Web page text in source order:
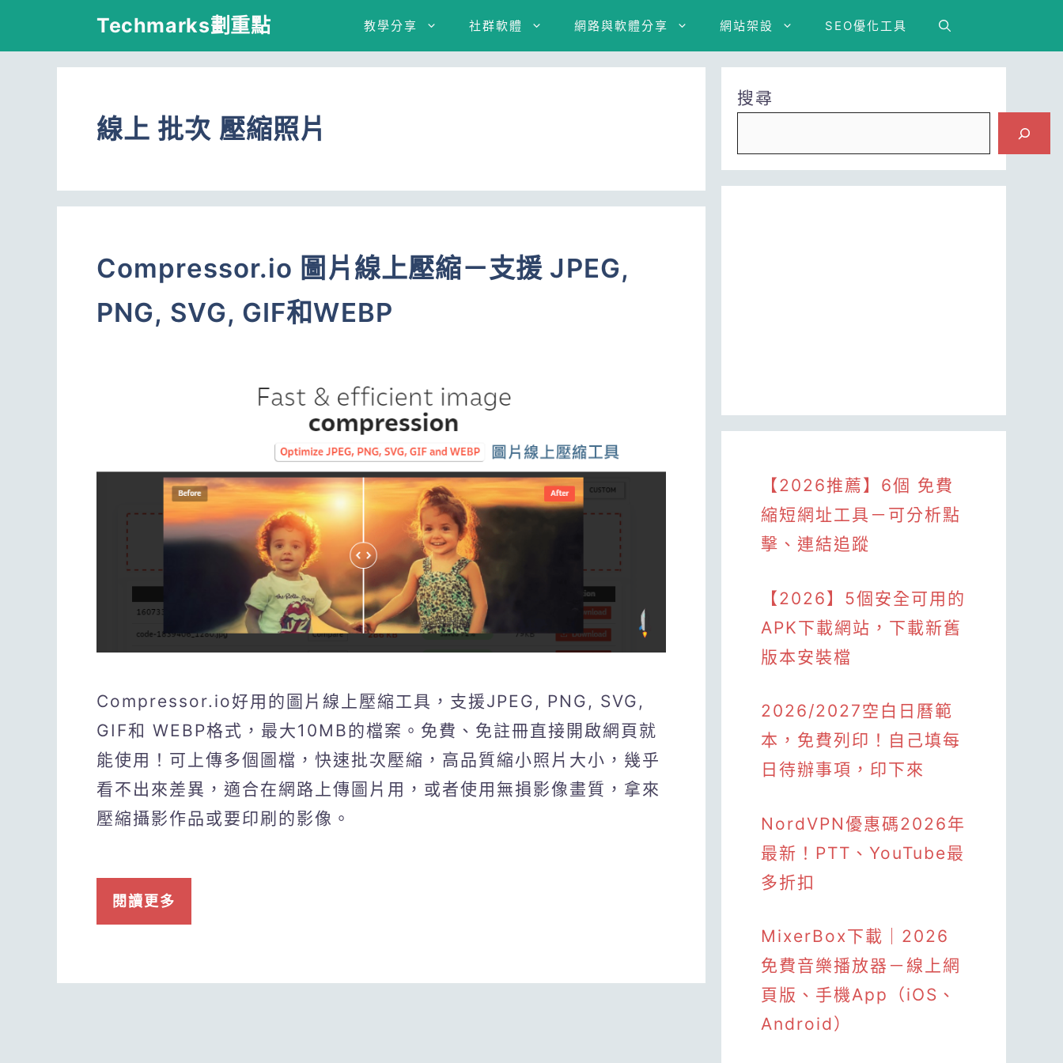
Techmarks劃重點 教學分享 社群軟體 網路與軟體分享 網站架設 SEO優化工具
線上 批次 壓縮照片
Compressor.io 圖片線上壓縮－支援 JPEG,
PNG, SVG, GIF和WEBP
Compressor.io好用的圖片線上壓縮工具，支援JPEG, PNG, SVG,
GIF和 WEBP格式，最大10MB的檔案。免費、免註冊直接開啟網頁就
能使用！可上傳多個圖檔，快速批次壓縮，高品質縮小照片大小，幾乎
看不出來差異，適合在網路上傳圖片用，或者使用無損影像畫質，拿來
壓縮攝影作品或要印刷的影像。
閱讀更多
搜尋
【2026推薦】6個 免費
縮短網址工具－可分析點
擊、連結追蹤
【2026】5個安全可用的
APK下載網站，下載新舊
版本安裝檔
2026/2027空白日曆範
本，免費列印！自己填每
日待辦事項，印下來
NordVPN優惠碼2026年
最新！PTT、YouTube最
多折扣
MixerBox下載｜2026
免費音樂播放器－線上網
頁版、手機App（iOS、
Android）